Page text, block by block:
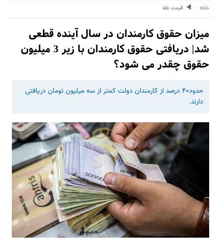
خانه قیمت طلا
میزان حقوق کارمندان در سال آینده قطعی
شد| دریافتی حقوق کارمندان با زیر 3 میلیون
حقوق چقدر می شود؟
حدود۴۰ درصد از کارمندان دولت کمتر از سه میلیون تومان دریافتی
دارند.